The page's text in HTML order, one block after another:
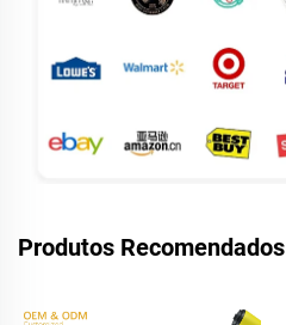
Produtos Recomendados